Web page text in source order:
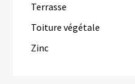
Terrasse
Toiture végétale
Zinc